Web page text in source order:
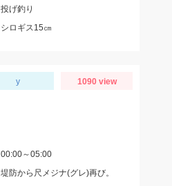
投げ釣り
シロギス15㎝
y 1090 view
00:00～05:00
堤防から尺メジナ(グレ)再び。